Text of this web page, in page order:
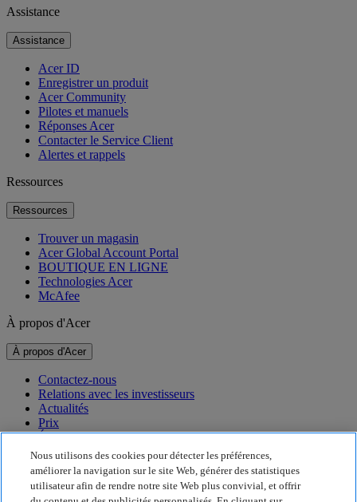
Assistance
Assistance
Acer ID
Enregistrer un produit
Acer Community
Pilotes et manuels
Réponses Acer
Contacter le Service Client
Alertes et rappels
Ressources
Ressources
Trouver un magasin
Acer Global Account Portal
BOUTIQUE EN LIGNE
Technologies Acer
McAfee
À propos d'Acer
À propos d'Acer
Contactez-nous
Relations avec les investisseurs
Actualités
Prix
Événements
Développement durable
Développement durable
Nous utilisons des cookies pour détecter les préférences,
améliorer la navigation sur le site Web, générer des statistiques
utilisateur afin de rendre notre site Web plus convivial, et offrir